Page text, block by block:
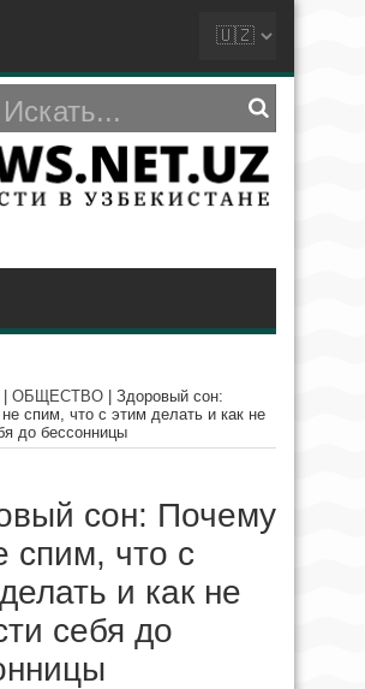
ОБЩЕСТВО
Здоровый сон:
спим, что с этим делать и как не
до бессонницы
сон: Почему
спим, что с
и как не
себя до